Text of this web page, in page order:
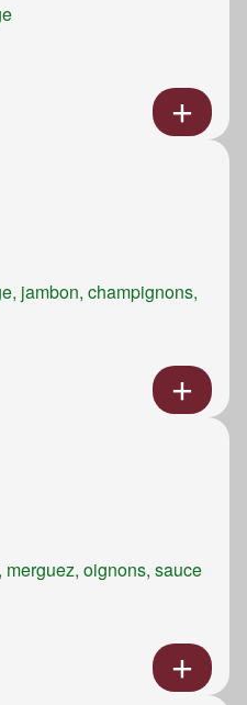
jambon, champignons,
oignons, sauce